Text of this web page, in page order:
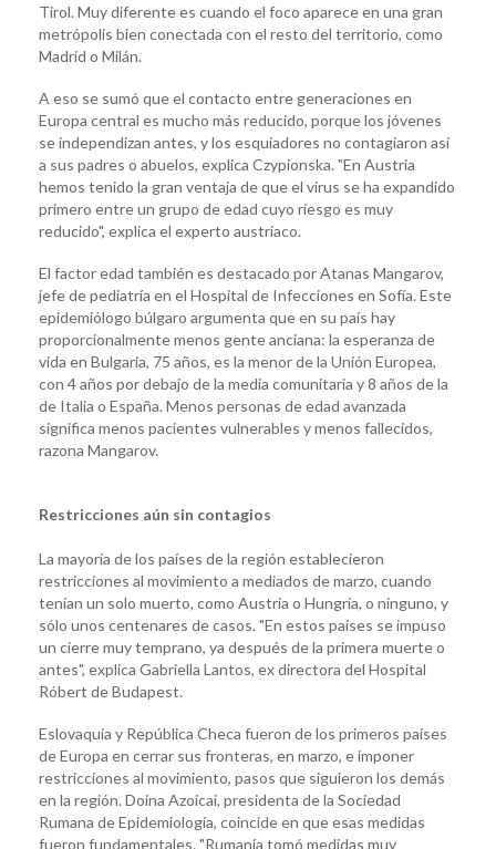
Tirol. Muy diferente es cuando el foco aparece en una gran
metrópolis bien conectada con el resto del territorio, como
Madrid o Milán.
A eso se sumó que el contacto entre generaciones en
Europa central es mucho más reducido, porque los jóvenes
se independizan antes, y los esquiadores no contagiaron así
a sus padres o abuelos, explica Czypionska. "En Austria
hemos tenido la gran ventaja de que el virus se ha expandido
primero entre un grupo de edad cuyo riesgo es muy
reducido", explica el experto austríaco.
El factor edad también es destacado por Atanas Mangarov,
jefe de pediatría en el Hospital de Infecciones en Sofía. Este
epidemiólogo búlgaro argumenta que en su país hay
proporcionalmente menos gente anciana: la esperanza de
vida en Bulgaria, 75 años, es la menor de la Unión Europea,
con 4 años por debajo de la media comunitaria y 8 años de la
de Italia o España. Menos personas de edad avanzada
significa menos pacientes vulnerables y menos fallecidos,
razona Mangarov.
Restricciones aún sin contagios
La mayoría de los países de la región establecieron
restricciones al movimiento a mediados de marzo, cuando
tenían un solo muerto, como Austria o Hungría, o ninguno, y
sólo unos centenares de casos. "En estos países se impuso
un cierre muy temprano, ya después de la primera muerte o
antes", explica Gabriella Lantos, ex directora del Hospital
Róbert de Budapest.
Eslovaquia y República Checa fueron de los primeros países
de Europa en cerrar sus fronteras, en marzo, e imponer
restricciones al movimiento, pasos que siguieron los demás
en la región. Doina Azoicai, presidenta de la Sociedad
Rumana de Epidemiología, coincide en que esas medidas
fueron fundamentales. "Rumanía tomó medidas muy